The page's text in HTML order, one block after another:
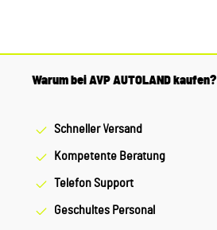
Warum bei AVP AUTOLAND kaufen?
Schneller Versand
Kompetente Beratung
Telefon Support
Geschultes Personal